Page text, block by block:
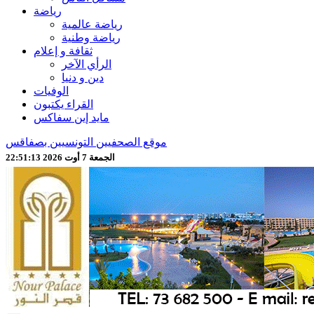
رياضة
رياضة عالمية
رياضة وطنية
ثقافة و إعلام
الرأي الآخر
دين و دنيا
الوفيات
القراء يكتبون
مايد إين سفاكس
موقع الصحفيين التونسيين بصفاقس
الجمعة 7 أوت 2026 22:51:15